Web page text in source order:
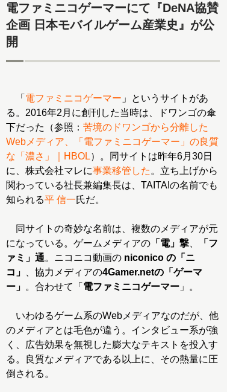
電ファミニコゲーマーにて『DeNA協賛
企画 日本モバイルゲーム産業史』が公
開
「 電ファミニコゲーマー 」というサイトがあ
る。2016年2月に創刊した当時は、ドワンゴの傘
下だった（参照： 苦境のドワンゴから分離した
Webメディア、「電ファミニコゲーマー」の良質
な「濃さ」｜HBOL）。同サイトは昨年6月30日
に、株式会社マレに事業移管した 。立ち上げから
関わっている社長兼編集長は、TAITAIの名前でも
知られる平 信一氏だ。
同サイトの奇妙な名前は、複数のメディアが元
になっている。ゲームメディアの 「電」撃
「フ
ァミ」通。ニコニコ動画の niconico の「ニ
コ」
、協力メディアの4Gamer.netの「ゲーマ
ー」 。合わせて「 電ファミニコゲーマー 」。
いわゆるゲーム系のWebメディアなのだが、他
のメディアとは毛色が違う。インタビュー系が強
く、広告効果を無視した膨大なテキストを投入す
る。良質なメディアである以上に、その熱量に圧
倒される。